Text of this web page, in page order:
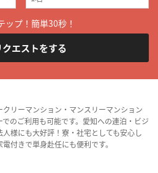
ップ！簡単30秒！
エストをする
リーマンション・マンスリーマンション
のご利用も可能です。愛知への連泊・ビジ
様にも大好評！寮・社宅としても安心し
付きで単身赴任にも便利です。